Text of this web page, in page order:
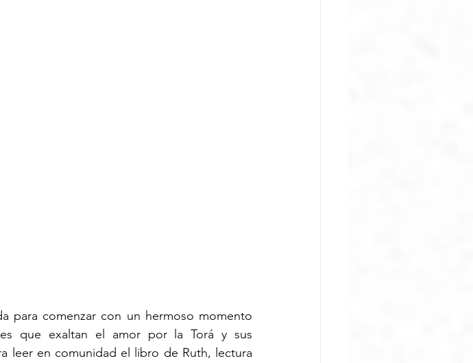
para comenzar con un hermoso momento
que exaltan el amor por la Torá y sus
leer en comunidad el libro de Ruth, lectura